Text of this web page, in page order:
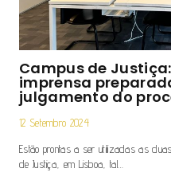
Campus de
imprensa
julgamento do
12 Setembro 2024
Estão prontas a ser utilizadas as
de Justiça, em Lisboa, tal…